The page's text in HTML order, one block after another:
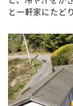
と一軒家にたど